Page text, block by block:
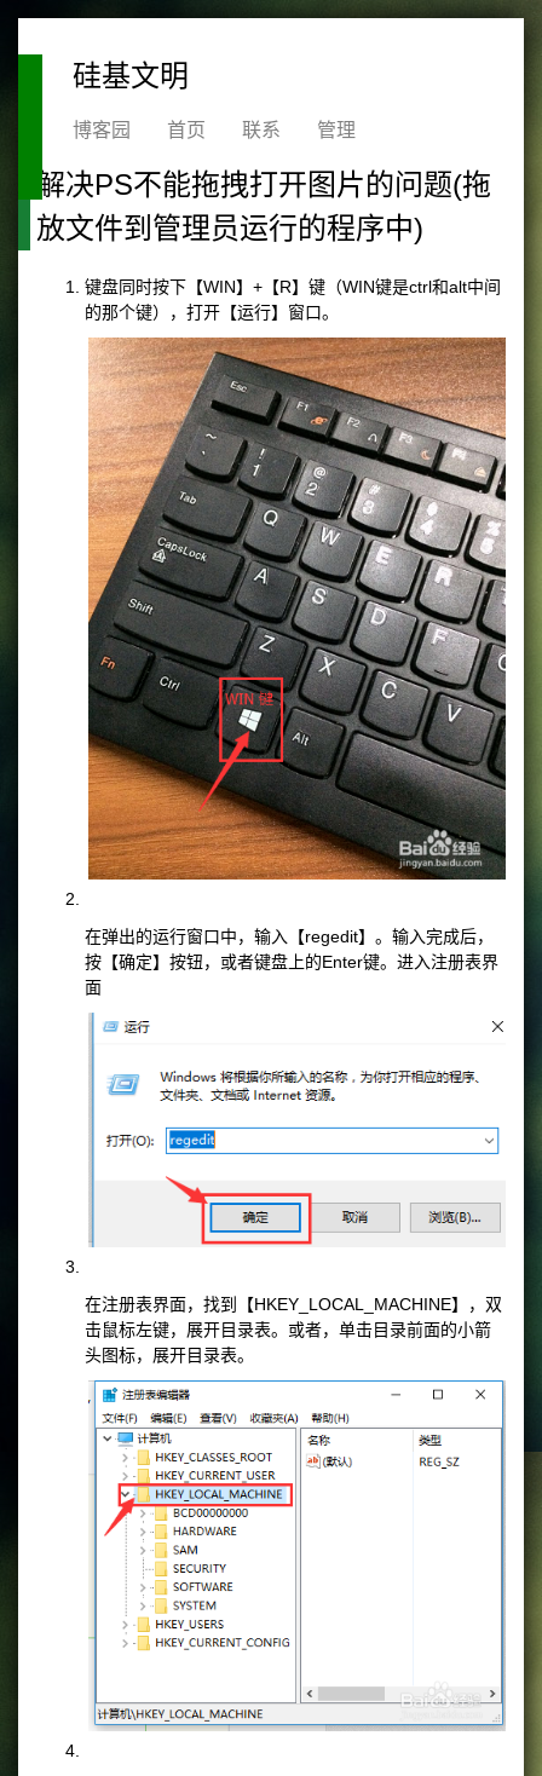
硅基文明
博客园 首页 联系 管理
解决PS不能拖拽打开图片的问题(拖
放文件到管理员运行的程序中)
键盘同时按下【WIN】+【R】键（WIN键是ctrl和alt中间
的那个键），打开【运行】窗口。
在弹出的运行窗口中，输入【regedit】。输入完成后，
按【确定】按钮，或者键盘上的Enter键。进入注册表界
面
在注册表界面，找到【HKEY_LOCAL_MACHINE】，双
击鼠标左键，展开目录表。或者，单击目录前面的小箭
头图标，展开目录表。